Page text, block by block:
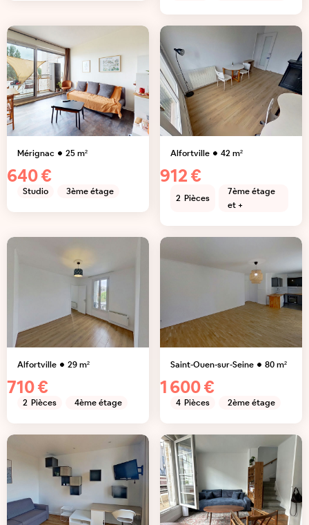
Mérignac 25m²
640 €
Studio 3ème étage
Alfortville 42m²
912 €
2 Pièces
7ème étage
et +
Alfortville 29m²
710 €
2 Pièces 4ème étage
Saint-Ouen-sur-Seine 80m²
1 600 €
4 Pièces 2ème étage